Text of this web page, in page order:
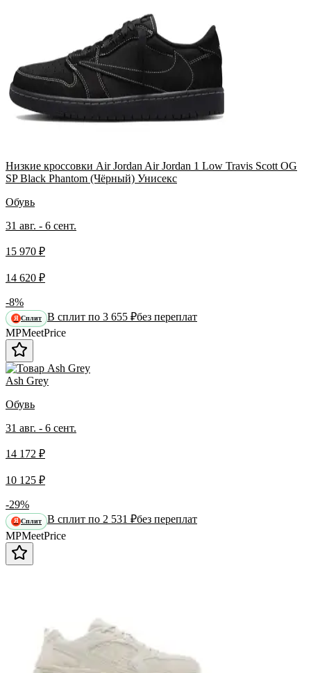
Низкие кроссовки Air Jordan Air Jordan 1 Low Travis Scott OG
SP Black Phantom (Чёрный) Унисекс
Обувь
31 авг. - 6 сент.
15 970 ₽
14 620 ₽
-8%
Я Сплит В сплит по 3 655 ₽без переплат
MPMeetPrice
Ash Grey
Обувь
31 авг. - 6 сент.
14 172 ₽
10 125 ₽
-29%
Я Сплит В сплит по 2 531 ₽без переплат
MPMeetPrice